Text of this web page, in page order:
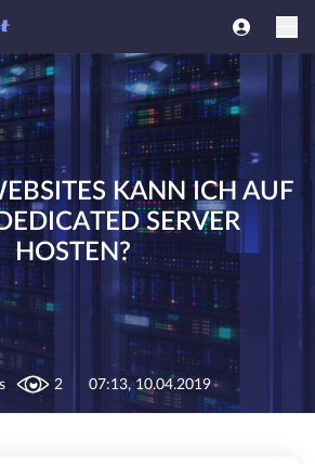
KANN ICH AUF
SERVER
HOSTEN?
2 07:13, 10.04.2019